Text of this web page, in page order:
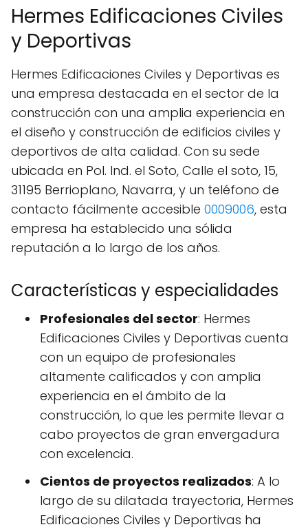
Hermes Edificaciones Civiles
y Deportivas
Hermes Edificaciones Civiles y Deportivas es
una empresa destacada en el sector de la
construcción con una amplia experiencia en
el diseño y construcción de edificios civiles y
deportivos de alta calidad. Con su sede
ubicada en Pol. Ind. el Soto, Calle el soto, 15,
31195 Berrioplano, Navarra, y un teléfono de
contacto fácilmente accesible 0009006, esta
empresa ha establecido una sólida
reputación a lo largo de los años.
Características y especialidades
Profesionales del sector: Hermes
Edificaciones Civiles y Deportivas cuenta
con un equipo de profesionales
altamente calificados y con amplia
experiencia en el ámbito de la
construcción, lo que les permite llevar a
cabo proyectos de gran envergadura
con excelencia.
Cientos de proyectos realizados: A lo
largo de su dilatada trayectoria, Hermes
Edificaciones Civiles y Deportivas ha